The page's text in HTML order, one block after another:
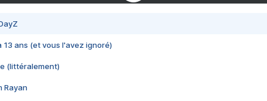
13 ans (et vous l'avez ignoré)
(littéralement)
Rayan